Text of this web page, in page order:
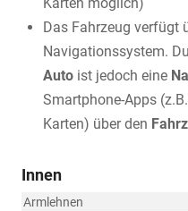
Karten möglich)
Das Fahrzeug verfügt
Navigationssystem.
Auto ist jedoch eine
Smartphone-Apps
Karten) über den
Innen
Armlehnen